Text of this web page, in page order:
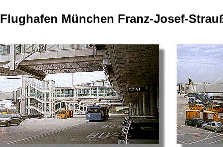
Flughafen München Franz-Josef-